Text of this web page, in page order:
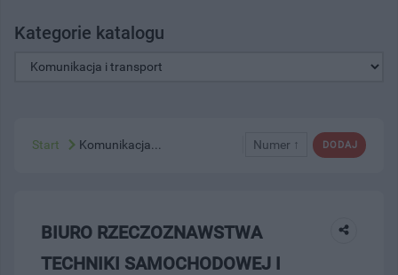
Kategorie katalogu
DODAJ
Numer ↑
Start Komunikacja...
BIURO RZECZOZNAWSTWA
TECHNIKI SAMOCHODOWEJ I